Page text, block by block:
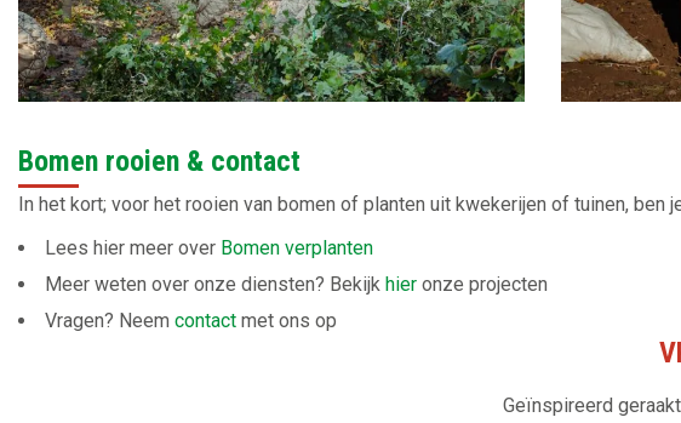
Bomen rooien & contact
In het kort; voor het rooien van bomen of planten uit kwekerijen of tuinen, ben
Lees hier meer over Bomen verplanten
Meer weten over onze diensten? Bekijk hier onze projecten
Vragen? Neem contact met ons op
Geïnspireerd